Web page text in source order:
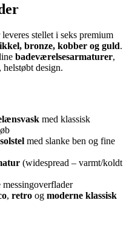
stellet i seks premium
bronze, kobber og guld.
badeværelsesarmaturer,
design.
med klassisk
med slanke ben og fine
(widespread – varmt/koldt
, retro og moderne klassisk